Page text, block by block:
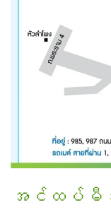
အင်ထပ်မီဒ